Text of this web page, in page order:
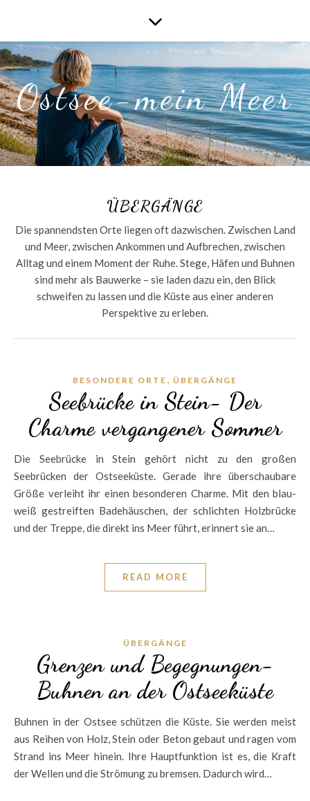
Ostsee-mein Meer
ÜBERGÄNGE
Die spannendsten Orte liegen oft dazwischen. Zwischen Land
und Meer, zwischen Ankommen und Aufbrechen, zwischen
Alltag und einem Moment der Ruhe. Stege, Häfen und Buhnen
sind mehr als Bauwerke – sie laden dazu ein, den Blick
schweifen zu lassen und die Küste aus einer anderen
Perspektive zu erleben.
BESONDERE ORTE , ÜBERGÄNGE
Seebrücke in Stein- Der
Charme vergangener Sommer
Die Seebrücke in Stein gehört nicht zu den großen
Seebrücken der Ostseeküste. Gerade ihre überschaubare
Größe verleiht ihr einen besonderen Charme. Mit den blau-
weiß gestreiften Badehäuschen, der schlichten Holzbrücke
und der Treppe, die direkt ins Meer führt, erinnert sie an…
READ MORE
ÜBERGÄNGE
Grenzen und Begegnungen-
Buhnen an der Ostseeküste
Buhnen in der Ostsee schützen die Küste. Sie werden meist
aus Reihen von Holz, Stein oder Beton gebaut und ragen vom
Strand ins Meer hinein. Ihre Hauptfunktion ist es, die Kraft
der Wellen und die Strömung zu bremsen. Dadurch wird…